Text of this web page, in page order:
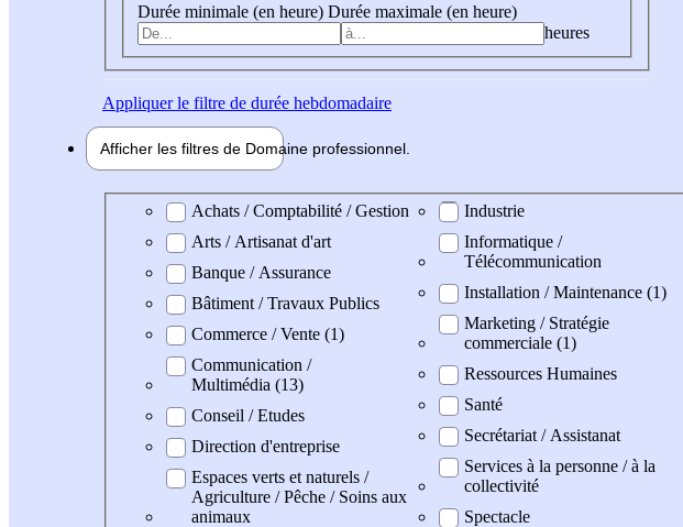
Durée minimale (en heure) Durée maximale (en heure)
heures
Appliquerle filtre de durée hebdomadaire
Afficher les filtres de Domaine professionnel
Domaine professionel
Achats / Comptabilité / Gestion
Arts / Artisanat d'art
Banque / Assurance
Bâtiment / Travaux Publics
Commerce / Vente (1)
Communication /
Multimédia (13)
Conseil / Etudes
Direction d'entreprise
Espaces verts et naturels /
Agriculture / Pêche / Soins aux
animaux
Industrie
Informatique /
Télécommunication
Installation / Maintenance (1)
Marketing / Stratégie
commerciale (1)
Ressources Humaines
Santé
Secrétariat / Assistanat
Services à la personne / à la
collectivité
Spectacle